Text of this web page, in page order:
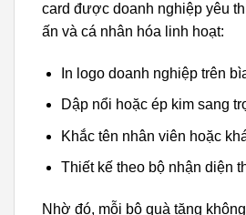
card được doanh nghiệp yêu
ấn và cá nhân hóa linh hoạt:
In logo doanh nghiệp trên
Dập nổi hoặc ép kim sang
Khắc tên nhân viên hoặc
Thiết kế theo bộ nhận diện
Nhờ đó, mỗi bộ quà tặng